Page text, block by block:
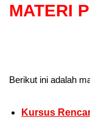
MATERI
Berikut ini adalah
Kursus